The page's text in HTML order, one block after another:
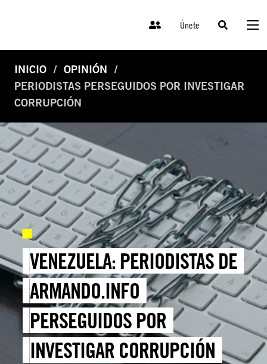
Únete
INICIO
OPINIÓN
PERIODISTAS PERSEGUIDOS POR INVESTIGAR
CORRUPCIÓN
VENEZUELA: PERIODISTAS DE
ARMANDO.INFO
PERSEGUIDOS POR
INVESTIGAR CORRUPCIÓN